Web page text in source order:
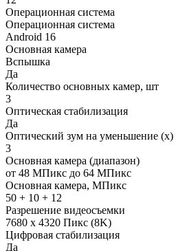
Операционная система
Операционная система
Android 16
Основная камера
Вспышка
Да
Количество основных камер, шт
3
Оптическая стабилизация
Да
Оптический зум на уменьшение (x)
3
Основная камера (диапазон)
от 48 МПикс до 64 МПикс
Основная камера, МПикс
50 + 10 + 12
Разрешение видеосъемки
7680 x 4320 Пикс (8K)
Цифровая стабилизация
Да